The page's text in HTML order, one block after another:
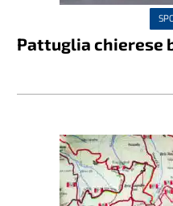
Pattuglia chierese